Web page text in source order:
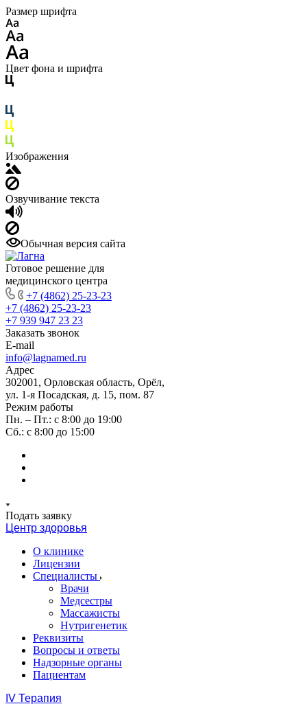
Размер шрифта
Цвет фона и шрифта
Изображения
Озвучивание текста
Обычная версия сайта
Готовое решение для
медицинского центра
+7 (4862) 25-23-23
+7 (4862) 25-23-23
+7 939 947 23 23
Заказать звонок
E-mail
info@lagnamed.ru
Адрес
302001, Орловская область, Орёл,
ул. 1-я Посадская, д. 15, пом. 87
Режим работы
Пн. – Пт.: с 8:00 до 19:00
Сб.: с 8:00 до 15:00
Подать заявку
Центр здоровья
О клинике
Лицензии
Специалисты
Врачи
Медсестры
Массажисты
Нутригенетик
Реквизиты
Вопросы и ответы
Надзорные органы
Пациентам
IV Терапия